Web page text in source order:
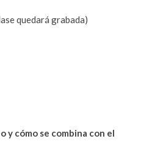
quedará grabada)
y cómo se combina con el